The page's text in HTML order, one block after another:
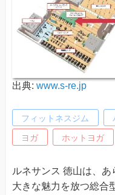
出典: www.s-re.jp
フィットネスジム
ヨガ ホットヨガ
ルネサンス 徳山は、
大きな魅力を放つ総合